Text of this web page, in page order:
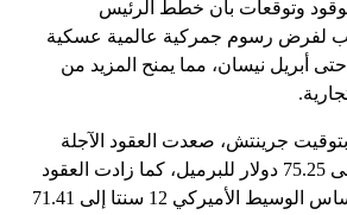
وتوقعات بأن خطط الرئيس
لفرض رسوم جمركية عالمية عسكية
أبريل نيسان، مما يمنح المزيد من
بحلول الساعة 0300 بتوقيت جرينتش، صعدت العقود الآجلة
لخام برنت 19 سنتا إلى 75.25 دولار للبرميل، كما زادت العقود
الآجلة لخام غرب تكساس الوسيط الأميركي 12 سنتا إلى 71.41